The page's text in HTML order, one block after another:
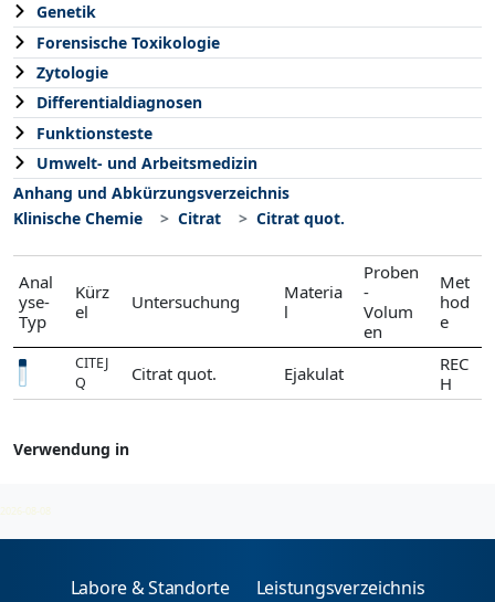
Genetik
Forensische Toxikologie
Zytologie
Differentialdiagnosen
Funktionsteste
Umwelt- und Arbeitsmedizin
Anhang und Abkürzungsverzeichnis
Klinische Chemie
Citrat Citrat quot.
Anal
yse-
Typ
Kürz
el
Untersuchung
Materia
l
Proben
-
Volum
en
Met
hod
e
CITEJ
Q
Citrat quot. Ejakulat
REC
H
Verwendung in
2026-08-08
Labore & Standorte Leistungsverzeichnis